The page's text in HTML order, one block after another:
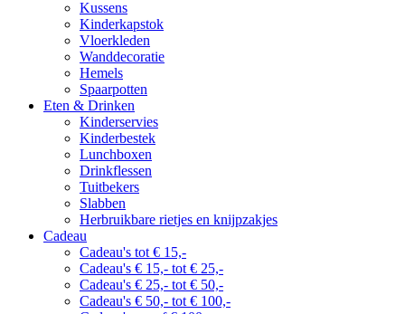
Kussens
Kinderkapstok
Vloerkleden
Wanddecoratie
Hemels
Spaarpotten
Eten & Drinken
Kinderservies
Kinderbestek
Lunchboxen
Drinkflessen
Tuitbekers
Slabben
Herbruikbare rietjes en knijpzakjes
Cadeau
Cadeau's tot € 15,-
Cadeau's € 15,- tot € 25,-
Cadeau's € 25,- tot € 50,-
Cadeau's € 50,- tot € 100,-